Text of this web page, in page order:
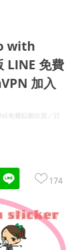
with
LINE 免費
加入
免費貼圖欣賞／日
174